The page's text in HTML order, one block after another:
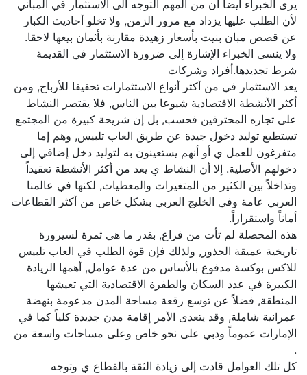
يرى الخبراء أيضا ان من المهم التوجه الى الاستثمار في المباني
لأن الطلب عليها يزداد مع مرور الزمن, ولا تخلو أحاديث الكبار
عن قصص مبان بنيت بأسعار زهيدة مقارنة بأثمان بيعها لاحقا.
ولا ينسى الخبراء الإشارة إلى ضرورة الاستثمار في القديمة
شرط تجديدها.أفراد وشركات
يعد الاستثمار في من أكثر أنواع الاستثمارات تحقيقا للأرباح, ومن
أكثر الأنشطة الاقتصادية شيوعا بين الناس, فلا يقتصر النشاط
على تجاره المحترفين فحسب, بل إن شريحة كبيرة من المجتمع
تستطيع توليد دخول جيدة عن طريق العاب تلبيس, وهم إما
متفرغون للعمل ي أو أنهم يستعينون به لتوليد دخل إضافي إلى
دخولهم الأصلية. إلا أن النشاط ي يعد من أكثر الأنشطة تعقيداً
وتداخلاً بين الكثير من المتغيرات والمعطيات, لكنها في عالمنا
العربي عامة وفي الخليج العربي بشكل خاص من أكثر القطاعات
أماناً واستقراراً.
هذه المحصلة لم تأت من فراغ, بقدر ما هي ثمرة لسيرورة
تاريخية عميقة الجذور, ولذلك فإن قوة الطلب في العاب تلبيس
للاكس بوكسة مدفوع بالأساس من عدة عوامل, أهمها الزيادة
الكبيرة في عدد السكان والطفرة الاقتصادية التي تعيشها
المنطقة, فضلاً عن توسع رقعة مساحة المدن مدعومة بنهضة
عمرانية شاملة, وقد يتعدى الأمر إقامة مدن جديدة كلياً كما في
الإمارات عموماً ودبي على نحو خاص وعلى مساحات واسعة من
كل تلك العوامل قادت إلى زيادة الثقة بالقطاع ي وتوجه